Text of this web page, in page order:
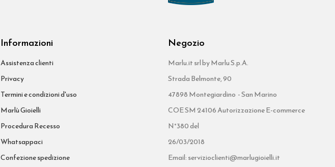
Informazioni
Assistenza clienti
Privacy
Termini e condizioni d'uso
Marlù Gioielli
Procedura Recesso
Whatsappaci
Confezione spedizione
Negozio
Marlu.it srl by Marlu S.p.A.
Strada Belmonte, 90
47898 Montegiardino - San Marino
COE SM 24106 Autorizzazione E-commerce
N°380 del
26/03/2018
Email: servizioclienti@marlugioielli.it